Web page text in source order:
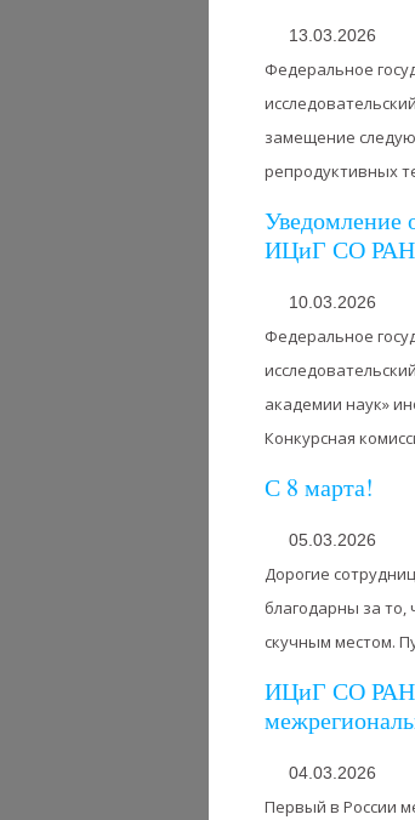
13.03.2026
Федеральное
замещение
репродуктивных
Уведомление
ИЦиГ СО РАН
10.03.2026
Федеральное
академии наук»
Конкурсная
С 8 марта!
05.03.2026
Дорогие
благодарны за
скучным местом.
ИЦиГ СО РАН
04.03.2026
Первый в России